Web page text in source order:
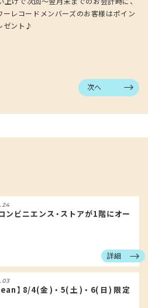
ーレコードメンバーズのお客様はポイン
ゼント♪
次へ
ンビニエンス・ストアが1階にオー
詳細
】8/4(金)・5(土)・6(日)限定